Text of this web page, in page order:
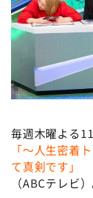
毎週木曜よる
「～人生密着
て真剣です」
（ABCテレビ）